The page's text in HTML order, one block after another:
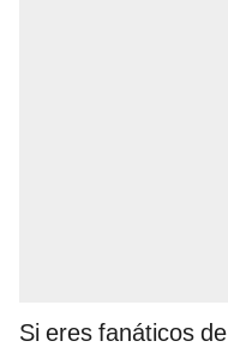
Si eres fanáticos de